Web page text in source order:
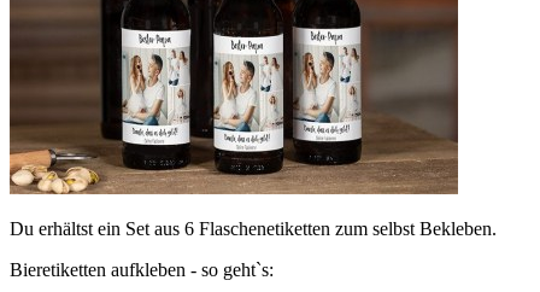
Du erhältst ein Set aus 6 Flaschenetiketten zum selbst Bekleben.
Bieretiketten aufkleben - so geht`s: